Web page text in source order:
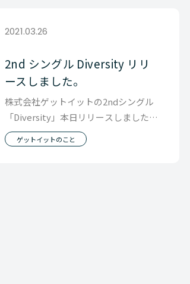
2021.03.26
2nd シングル Diversity リリ
ースしました。
株式会社ゲットイットの2ndシングル
「Diversity」本日リリースしました。
２０２０年４月から始ま
ゲットイットのこと